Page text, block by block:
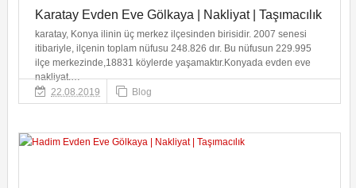
Karatay Evden Eve Gölkaya | Nakliyat | Taşımacılık
karatay, Konya ilinin üç merkez ilçesinden birisidir. 2007 senesi
itibariyle, ilçenin toplam nüfusu 248.826 dır. Bu nüfusun 229.995
ilçe merkezinde,18831 köylerde yaşamaktır.Konyada evden eve
nakliyat.…
22.08.2019
Blog